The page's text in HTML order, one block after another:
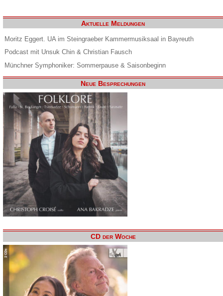
Aktuelle Meldungen
Moritz Eggert. UA im Steingraeber Kammermusiksaal in Bayreuth
Podcast mit Unsuk Chin & Christian Fausch
Münchner Symphoniker: Sommerpause & Saisonbeginn
Neue Besprechungen
CD der Woche